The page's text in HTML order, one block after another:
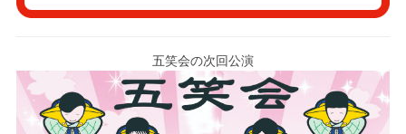
五笑会の次回公演